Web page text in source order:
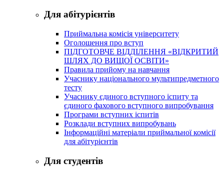
Для абітурієнтів
Приймальна комісія університету
Оголошення про вступ
ПІДГОТОВЧЕ ВІДДІЛЕННЯ «ВІДКРИТИЙ
ШЛЯХ ДО ВИЩОЇ ОСВІТИ»
Правила прийому на навчання
Учаснику національного мультипредметного
тесту
Учаснику єдиного вступного іспиту та
єдиного фахового вступного випробування
Програми вступних іспитів
Розклади вступних випробувань
Інформаційні матеріали приймальної комісії
для абітурієнтів
Для студентів